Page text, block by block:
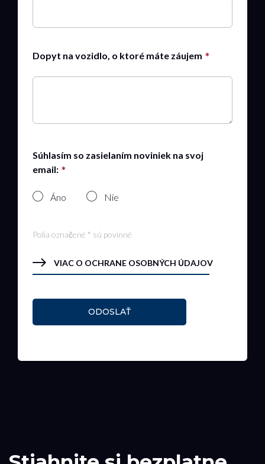
Dopyt na vozidlo, o ktoré máte záujem
Súhlasím so zasielaním noviniek na svoj
email:
Áno Nie
Polia označené * sú povinné
VIAC O OCHRANE OSOBNÝCH ÚDAJOV
ODOSLAŤ